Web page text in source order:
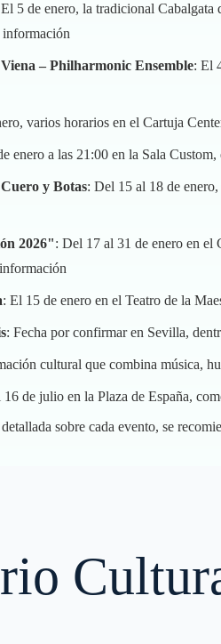
5 de enero, la tradicional Cabalgata
información
– Philharmonic Ensemble: El
varios horarios en el Cartuja
enero a las 21:00 en la Sala
y Botas: Del 15 al 18 de
2026": Del 17 al 31 de enero en el
: El 15 de enero en el Teatro de la
: Fecha por confirmar en Sevilla,
cultural que combina música,
16 de julio en la Plaza de España,
sobre cada evento, se